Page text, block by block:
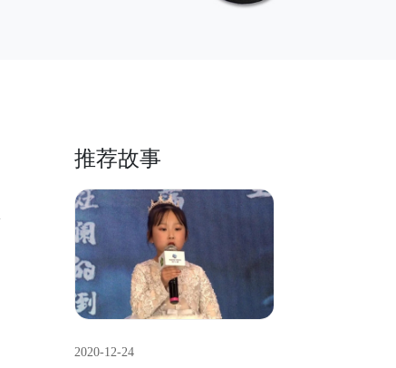
推荐故事
2020-12-24